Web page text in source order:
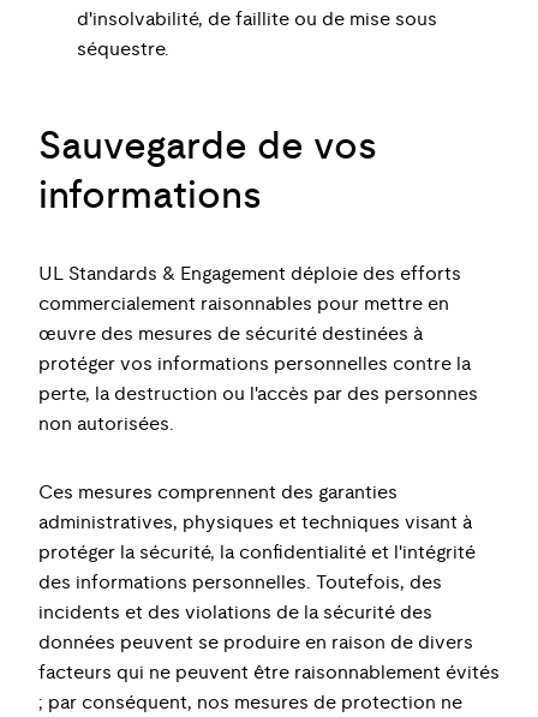
d'insolvabilité, de faillite ou de mise sous
séquestre.
Sauvegarde de vos
informations
UL Standards & Engagement déploie des efforts
commercialement raisonnables pour mettre en
œuvre des mesures de sécurité destinées à
protéger vos informations personnelles contre la
perte, la destruction ou l'accès par des personnes
non autorisées.
Ces mesures comprennent des garanties
administratives, physiques et techniques visant à
protéger la sécurité, la confidentialité et l'intégrité
des informations personnelles. Toutefois, des
incidents et des violations de la sécurité des
données peuvent se produire en raison de divers
facteurs qui ne peuvent être raisonnablement évités
; par conséquent, nos mesures de protection ne